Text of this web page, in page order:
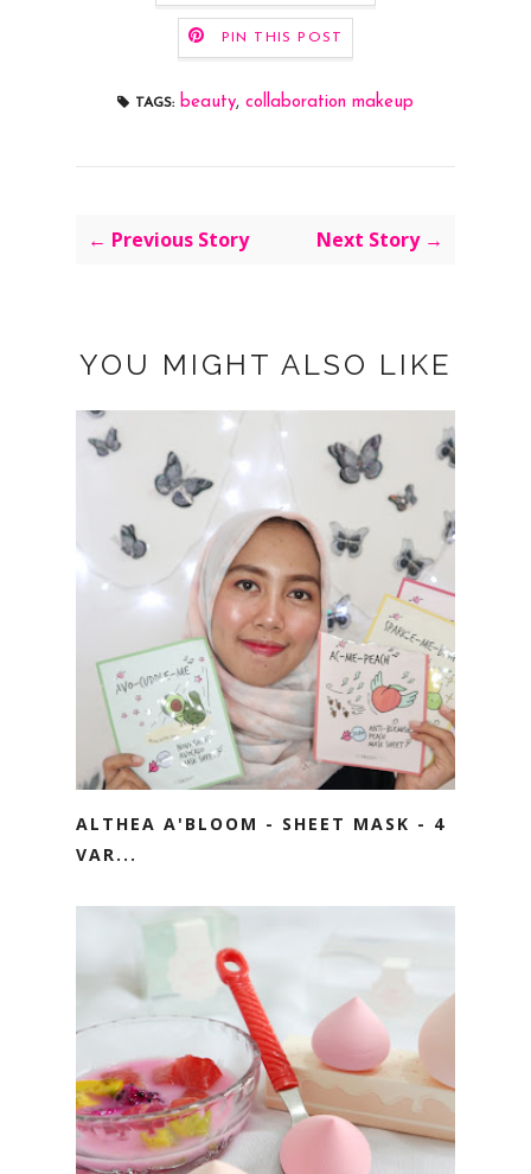
PIN THIS POST
TAGS: beauty, collaboration makeup
← Previous Story Next Story →
YOU MIGHT ALSO LIKE
ALTHEA A'BLOOM - SHEET MASK - 4
VAR...